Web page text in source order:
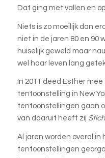
Dat ging met vallen en
Niets is zo moeilijk dan
niet in de jaren 80 en 90
huiselijk geweld maar
wel haar leven lang
In 2011 deed Esther
tentoonstelling in New
tentoonstellingen gaan
van daaruit heeft zij
Al jaren worden overal
tentoonstellingen